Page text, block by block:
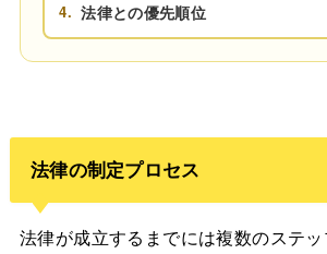
4. 法律との優先順位
法律の制定プロセス
法律が成立するまでには複数のステ